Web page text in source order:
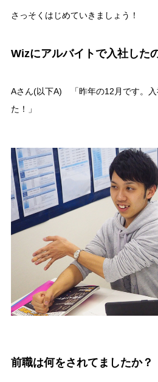
さっそくはじめていきましょう！
Wizにアルバイトで入社した
Aさん(以下A) 「昨年の12月です。入
た！」
前職は何をされてましたか？